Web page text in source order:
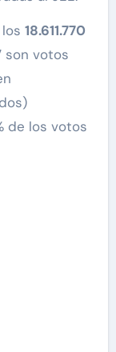
18.611.770
son votos
de los votos